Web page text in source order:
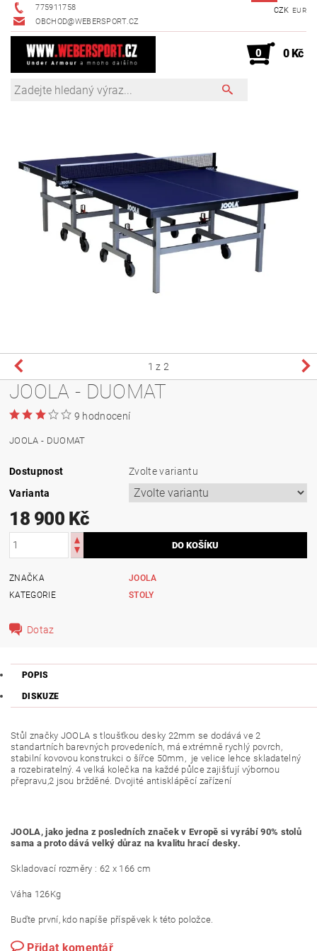
775911758
OBCHOD@WEBERSPORT.CZ
CZK EUR
0 0 Kč
1 z 2
JOOLA - DUOMAT
9 hodnocení
JOOLA - DUOMAT
Dostupnost
Zvolte variantu
Varianta
18 900 Kč
ZNAČKA
JOOLA
KATEGORIE
STOLY
Dotaz
POPIS
DISKUZE
Stůl značky JOOLA s tloušťkou desky 22mm se dodává ve 2
standartních barevných provedeních, má extrémně rychlý povrch,
stabilní kovovou konstrukci o šířce 50mm, je velice lehce skladatelný
a rozebiratelný. 4 velká kolečka na každé půlce zajišťují výbornou
přepravu,2 jsou bržděné. Dvojité antisklápěcí zařízení
JOOLA, jako jedna z posledních značek v Evropě si vyrábí 90% stolů
sama a proto dává velký důraz na kvalitu hrací desky.
Skladovací rozměry : 62 x 166 cm
Váha 126Kg
Buďte první, kdo napíše příspěvek k této položce.
Přidat komentář